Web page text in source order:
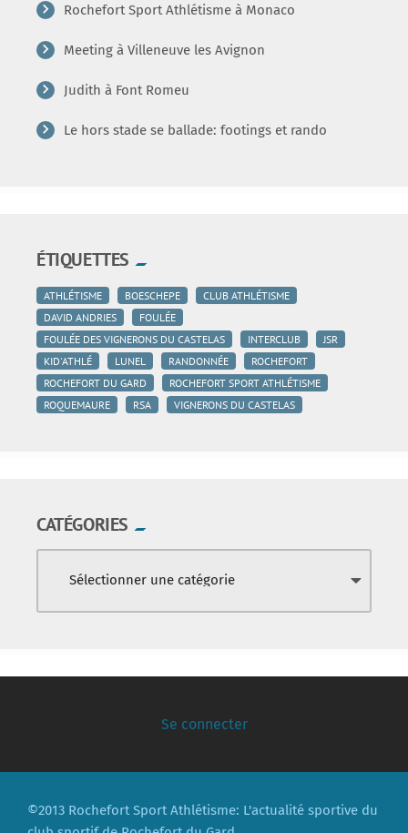
Rochefort Sport Athlétisme à Monaco
Meeting à Villeneuve les Avignon
Judith à Font Romeu
Le hors stade se ballade: footings et rando
ÉTIQUETTES
ATHLÉTISME BOESCHEPE
CLUB ATHLÉTISME
DAVID ANDRIES
FOULÉE
FOULÉE DES VIGNERONS DU CASTELAS
INTERCLUB
JSR
KID'ATHLÉ
LUNEL RANDONNÉE
ROCHEFORT
ROCHEFORT DU GARD
ROCHEFORT SPORT ATHLÉTISME
ROQUEMAURE
RSA VIGNERONS DU CASTELAS
CATÉGORIES
Se connecter
©2013 Rochefort Sport Athlétisme: L'actualité sportive du